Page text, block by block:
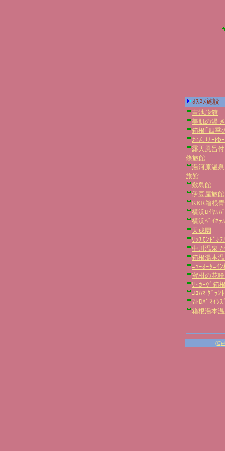
ｵｽｽﾒ施設
吉池旅館
美肌の湯
箱根｢四季
おんりｰゆｰ
露天風呂
條旅館
湯河原温
旅館
敷島館
伊豆屋旅館
KKR箱根
横浜ﾛｲﾔﾙﾊ
横浜ﾍﾞｲﾎﾃ
天成園
ﾘｯﾁﾓﾝﾄﾞﾎ
中川温泉
箱根湯本
ﾆｭｰｵｰﾀﾆｲ
蜜柑の花
ﾘ･ｶｰｳﾞ箱
ﾖｺﾊﾏ ｸﾞﾗﾝ
ﾏﾎﾛﾊﾞﾏｲﾝ
箱根湯本
(C)